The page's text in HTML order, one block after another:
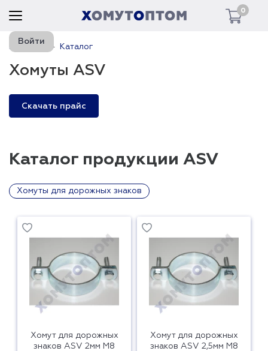
0
Войти
Главная Каталог
Хомуты ASV
Скачать прайс
Каталог продукции ASV
Хомуты для дорожных знаков
Хомут для дорожных
знаков ASV 2мм М8
Хомут для дорожных
знаков АSV 2,5мм М8